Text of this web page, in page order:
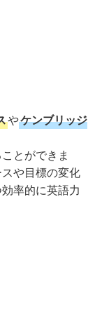
やケンブリッジ
とができま
や目標の変化
率的に英語力